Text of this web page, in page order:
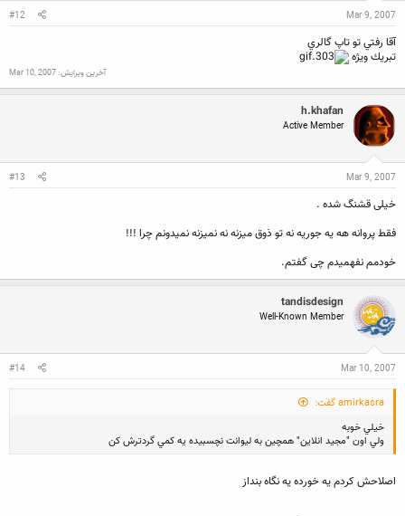
Mar 9, 2007
#12
آقا رفتي تو تاپ گالري
تبريك ويژه
آخرین ویرایش: Mar 10, 2007
h.khafan
Active Member
Mar 9, 2007
#13
خیلی قشنگ شده .
فقط پروانه هه یه جوریه نه تو ذوق میزنه نه نمیزنه نمیدونم چرا !!!
خودمم نفهمیدم چی گفتم.
tandisdesign
Well-Known Member
Mar 10, 2007
#14
amirkasra گفت:
خيلي خوبه
ولي اون "‌مجيد انلاين" همچين به ليوانت نچسبيده يه كمي گردترش كن
اصلاحش کردم یه خورده یه نگاه بنداز